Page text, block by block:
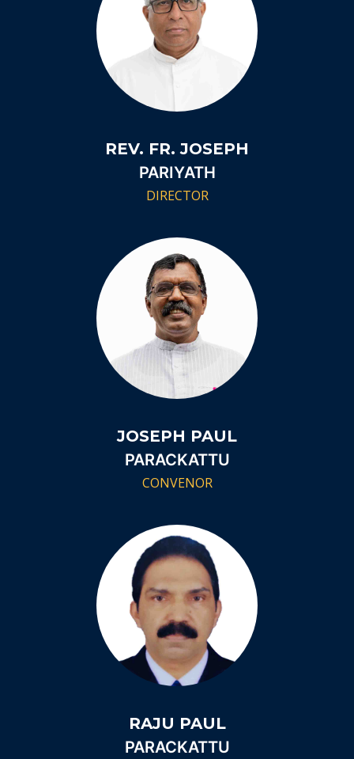
REV. FR. JOSEPH
PARIYATH
DIRECTOR
JOSEPH PAUL
PARACKATTU
CONVENOR
RAJU PAUL
PARACKATTU